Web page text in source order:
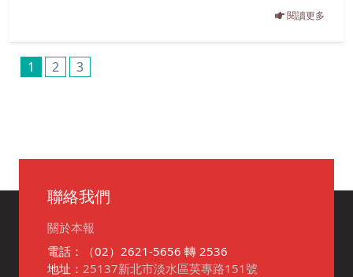
閱讀更多
1 2 3
聯絡我們
關於本報
電話：（02）2621-5656 轉 2536
地址： 25137新北市淡水區英專路151號